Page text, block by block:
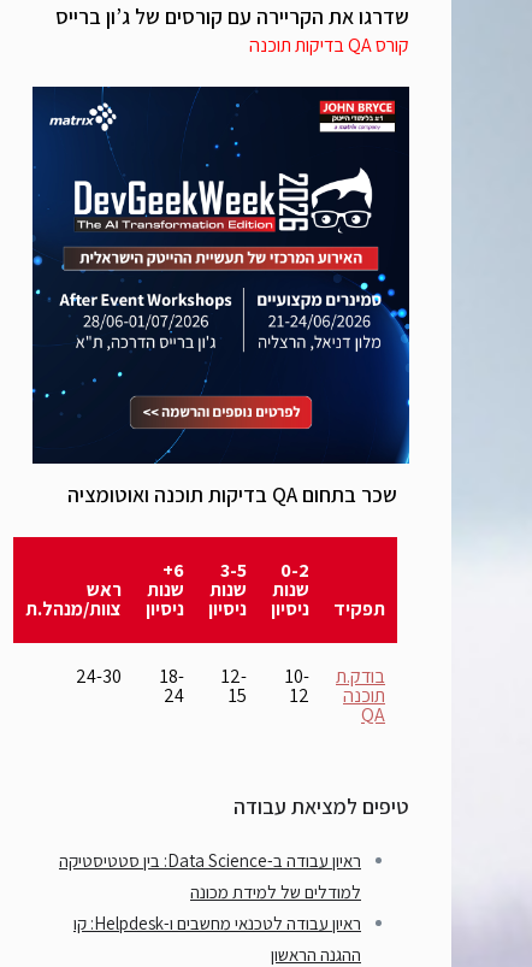
שדרגו את הקריירה עם קורסים של ג’ון ברייס
קורס QA בדיקות תוכנה
שכר בתחום QA בדיקות תוכנה ואוטומציה
תפקיד
0-2
שנות
ניסיון
3-5
שנות
ניסיון
6+
שנות
ניסיון
ראש
צוות/מנהל.ת
בודק.ת
תוכנה
QA
10-
12
12-
15
18-
24
24-30
טיפים למציאת עבודה
ראיון עבודה ב-Data Science: בין סטטיסטיקה
למודלים של למידת מכונה
ראיון עבודה לטכנאי מחשבים ו-Helpdesk: קו
ההגנה הראשון